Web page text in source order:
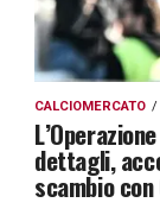
CALCIOMERCATO
dettagli,
scambio